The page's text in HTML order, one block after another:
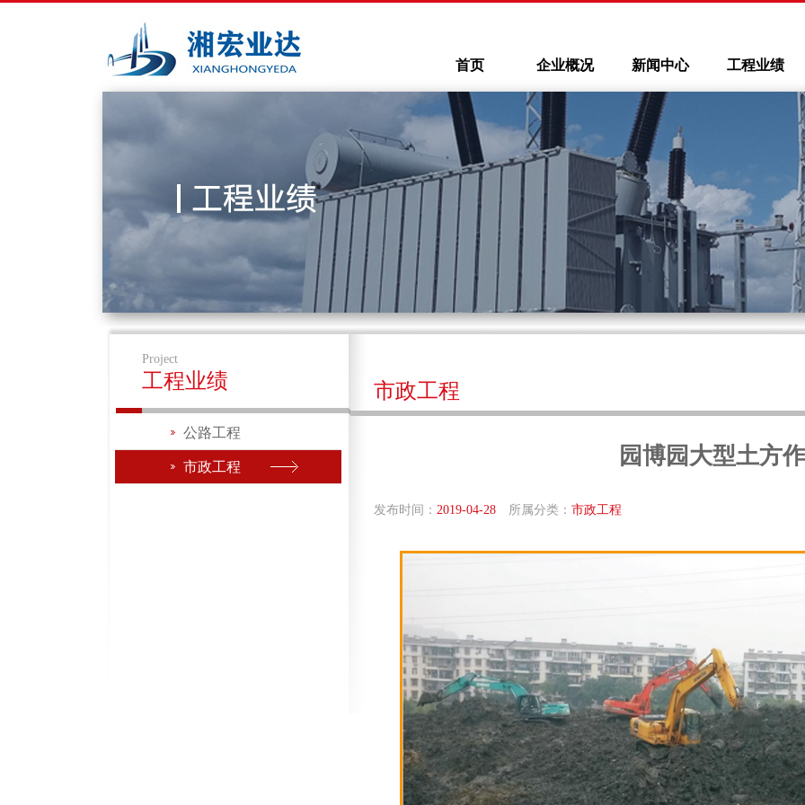
首页 企业概况 新闻中心 工程业绩
Project
工程业绩
公路工程
市政工程
市政工程
园博园大型土方
发布时间： 2019-04-28 所属分类： 市政工程